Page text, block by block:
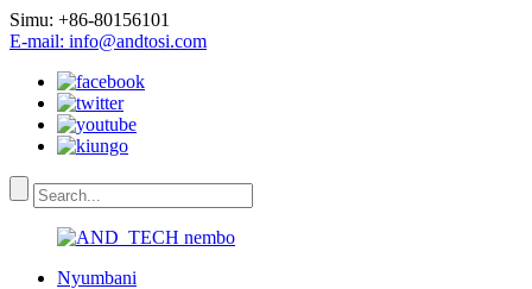
Simu: +86-80156101
E-mail: info@andtosi.com
Nyumbani